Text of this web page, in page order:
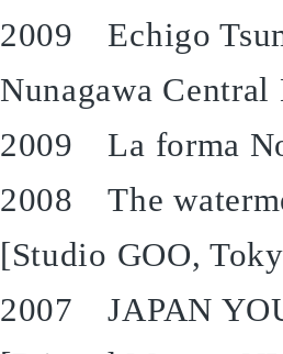
2009 Echigo
Nunagawa
2009 La forma
2008 The
[Studio GOO,
2007 JAPAN